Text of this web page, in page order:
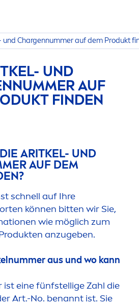
und Chargennummer auf dem Produkt
UND
AUF
FINDEN
ARITKEL- UND
AUF DEM
schnell auf Ihre
können bitten wir Sie,
wie möglich zum
anzugeben.
aus und wo kann
ist eine fünfstellige Zahl die
Art.-No. benannt ist. Sie